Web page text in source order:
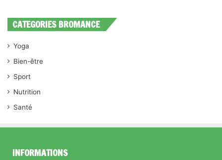
CATEGORIES BROMANCE
Yoga
Bien-être
Sport
Nutrition
Santé
INFORMATIONS